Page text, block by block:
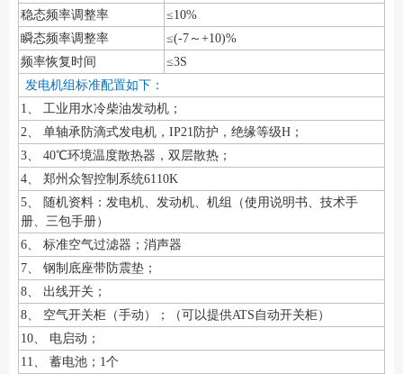
稳态频率调整率
≤10%
瞬态频率调整率
≤(-7～+10)%
频率恢复时间
≤3S
发电机组标准配置如下：
1、 工业用水冷柴油发动机；
2、 单轴承防滴式发电机，IP21防护，绝缘等级H；
3、 40℃环境温度散热器，双层散热；
4、 郑州众智控制系统6110K
5、 随机资料：发电机、发动机、机组（使用说明书、技术手
册、三包手册）
6、 标准空气过滤器；消声器
7、 钢制底座带防震垫；
8、 出线开关；
8、 空气开关柜（手动）；（可以提供ATS自动开关柜）
10、 电启动；
11、 蓄电池；1个